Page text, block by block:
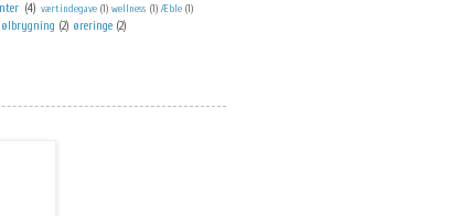
(4) værtindegave (1) wellness (1) Æble (1)
ølbrygning (2) øreringe (2)